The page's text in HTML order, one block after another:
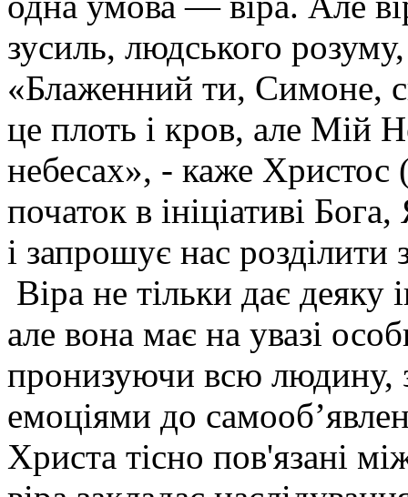
зусиль, людського
«Блаженний ти, Симоне,
це плоть і кров, але Мій
небесах», - каже
початок в ініціативі
і запрошує нас
Віра не тільки дає
але вона має на увазі
пронизуючи всю людину,
емоціями до
Христа тісно пов'язані